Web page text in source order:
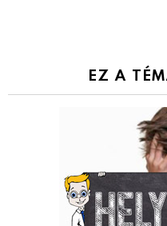
EZ A